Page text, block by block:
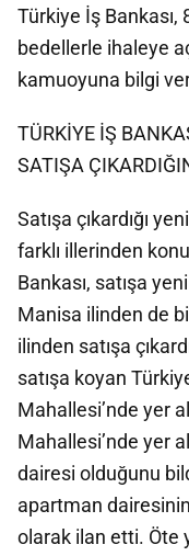
Türkiye İş Bankası,
bedellerle ihaleye
kamuoyuna bilgi
TÜRKİYE İŞ
SATIŞA
Satışa çıkardığı
farklı illerinden
Bankası, satışa
Manisa ilinden de
ilinden satışa
satışa koyan
Mahallesi’nde yer
Mahallesi’nde yer
dairesi olduğunu
apartman
olarak ilan etti. Öte